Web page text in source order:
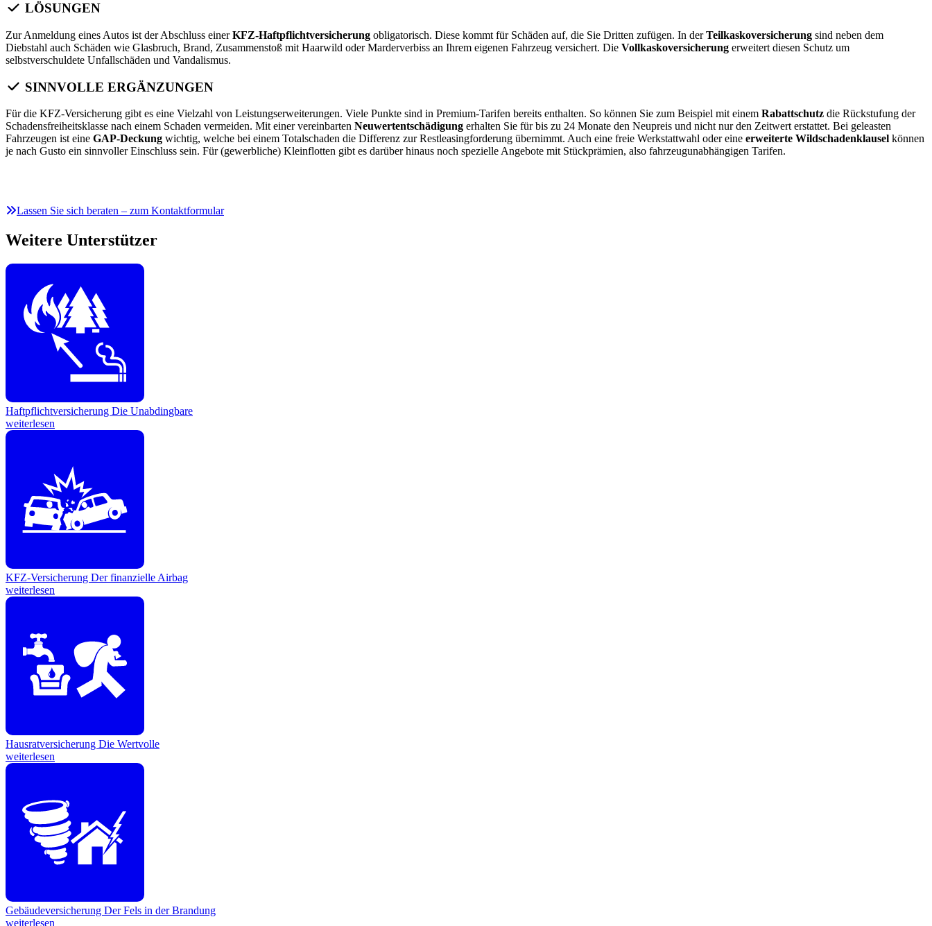
LÖSUNGEN
Zur Anmeldung eines Autos ist der Abschluss einerKFZ-Haftpflichtversicherung obligatorisch. Diese kommt für Schäden auf, die Sie Dritten zufügen. In derTeilkaskoversicherung sind neben dem
Diebstahl auch Schäden wie Glasbruch, Brand, Zusammenstoß mit Haarwild oder Marderverbiss an Ihrem eigenen Fahrzeug versichert. Die Vollkaskoversicherung erweitert diesen Schutz um
selbstverschuldete Unfallschäden und Vandalismus.
SINNVOLLE ERGÄNZUNGEN
Für die KFZ-Versicherung gibt es eine Vielzahl von Leistungserweiterungen. Viele Punkte sind in Premium-Tarifen bereits enthalten. So können Sie zum Beispiel mit einem Rabattschutz die Rückstufung der
Schadensfreiheitsklasse nach einem Schaden vermeiden. Mit einer vereinbarten Neuwertentschädigung erhalten Sie für bis zu 24 Monate den Neupreis und nicht nur den Zeitwert erstattet. Bei geleasten
Fahrzeugen ist eine GAP-Deckung wichtig, welche bei einem Totalschaden die Differenz zur Restleasingforderung übernimmt. Auch eine freie Werkstattwahl oder eine erweiterte Wildschadenklausel können
je nach Gusto ein sinnvoller Einschluss sein. Für (gewerbliche) Kleinflotten gibt es darüber hinaus noch spezielle Angebote mit Stückprämien, also fahrzeugunabhängigen Tarifen.
Lassen Sie sich beraten – zum Kontaktformular
Weitere Unterstützer
Haftpflichtversicherung Die Unabdingbare
weiterlesen
KFZ-Versicherung Der finanzielle Airbag
weiterlesen
Hausratversicherung Die Wertvolle
weiterlesen
Gebäudeversicherung Der Fels in der Brandung
weiterlesen